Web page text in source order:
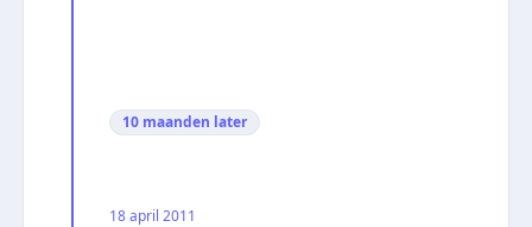
10 maanden later
18 april 2011